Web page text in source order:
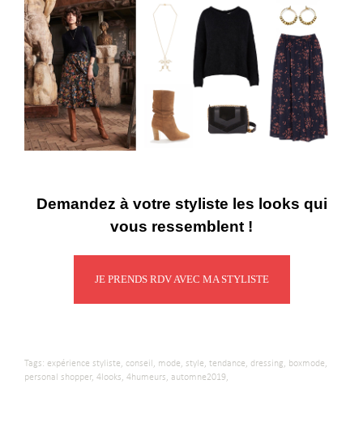
Demandez à votre styliste les looks qui
vous ressemblent !
JE PRENDS RDV AVEC MA STYLISTE
Tags: expérience styliste, conseil, mode, style, tendance, dressing, boxmode,
personal shopper, 4looks, 4humeurs, automne2019,